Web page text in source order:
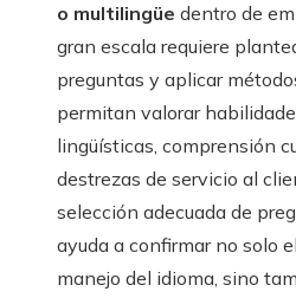
o multilingüe dentro de
gran escala requiere
preguntas y aplicar
permitan valorar
lingüísticas, comprensión
destrezas de servicio al
selección adecuada de
ayuda a confirmar no solo
manejo del idioma, sino